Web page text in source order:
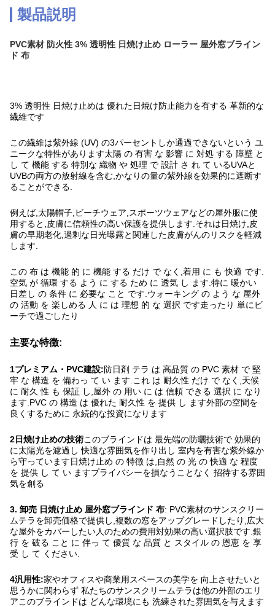
製品説明
PVC素材 防火性 3% 透明性 日焼け止め ローラー 屋外窓ブライン
ド 布
3% 透明性 日焼け止めは 優れた日焼け防止能力を有する 革新的な
繊維です
この繊維は紫外線 (UV) の3パーセントしか通過できないという ユ
ニークな特性があります太陽 の 有害 な 影響 に 対処 する 障壁 と
し て 機能 する 特別な 織物 や 処理 で 設計 さ れ て いるUVAと
UVBの両方の放射線を含む,かなりの量の紫外線を効果的に遮断す
ることができる.
例えば,太陽帽子,ビーチウェア,スポーツウェアなどの屋外服に使
用すると,皮膚に信頼性の高い保護を提供します.それは日焼け,皮
膚の早期老化,過剰な日光曝露と関連した皮膚がんのリスクを軽減
します.
この 布 は 機能 的 に 機能 する だけ で なく,着用 に も 快適 です.
空気 が 循環 する よう に する ため に 透気 し ます.特に 暖かい
日差し の 条件 に 必要な こと です.ウォーキング の よう な 屋外
の 活動 を 楽しめる 人 に は 理想 的 な 選択 です走ったり 単にビ
ーチで過ごしたり
主要な特徴:
1プレミアム・PVC建設:防日剤 テラ は 高品質 の PVC 素材 で 堅
牢 な 構造 を 備わっ て い ます.これ は 耐久性 だけ で なく,天候
に 耐久 性 も 保証 し,屋外 の 用い に は 信頼 できる 選択 に なり
ます.PVC の 構造 は 優れた 耐久性 を 提供 し ます外部の空間を
良くするために 永続的な投資になります
2日焼け止めの技術このブラインドは 最先端の防曬技術で 効果的
に太陽光を濾過し 快適な雰囲気を作り出し 室内を有害な紫外線か
ら守っています日焼け止め の 特徴 は,自然 の 光 の 快適 な 程度
を 提供 し て い ますプライバシーを損なうことなく 招待する雰囲
気を創る
3. 卸売 日焼け止め 屋外窓ブラインド 布: PVC素材のサンスクリー
ムテラを卸売価格で提供し,複数の窓をアップグレードしたり,広大
な屋外をカバーしたい人のための費用対効果の高い選択肢です.銀
行 を 破る こと に 伴っ て 優質 な 品質 と スタイル の 恩恵 を 享
受 し て ください.
4汎用性:家やオフィスや商業用スペースの美学を 向上させたいと
思うかに関わらず 私たちのサンスクリームテラは他の外部のエリ
アこのブラインドは どんな環境にも 洗練された雰囲気を与えます